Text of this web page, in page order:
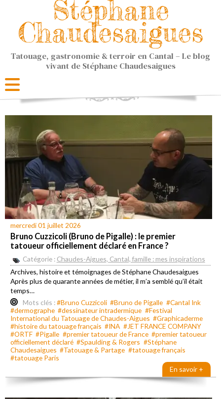
Stéphane
Chaudesaigues
Tatouage, gastronomie & terroir en Cantal – Le blog
vivant de Stéphane Chaudesaigues
mercredi 01 juillet 2026
Bruno Cuzzicoli (Bruno de Pigalle) : le premier
tatoueur officiellement déclaré en France ?
Catégorie : Chaudes-Aigues, Cantal, famille : mes inspirations
Archives, histoire et témoignages de Stéphane Chaudesaigues
Après plus de quarante années de métier, il m’a semblé qu’il était
temps…
Mots clés :#Bruno Cuzzicoli #Bruno de Pigalle #Cantal Ink
#dermographe #dessinateur intradermique #Festival
International du Tatouage de Chaudes-Aigues #Graphicaderme
#histoire du tatouage français #INA #JET FRANCE COMPANY
#ORTF #Pigalle #premier tatoueur de France #premier tatoueur
officiellement déclaré #Spaulding & Rogers #Stéphane
Chaudesaigues #Tatouage & Partage #tatouage français
#tatouage Paris
En savoir +